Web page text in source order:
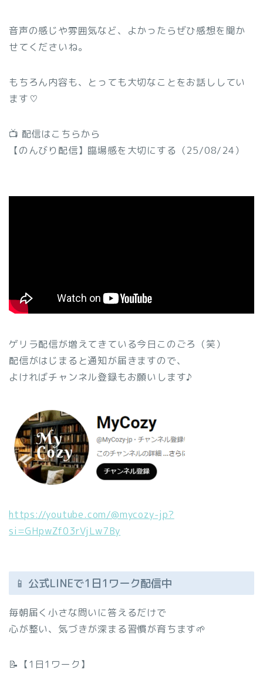
音声の感じや雰囲気など、よかったらぜひ感想を聞か
せてくださいね。
もちろん内容も、とっても大切なことをお話ししてい
ます♡
📺 配信はこちらから
【のんびり配信】臨場感を大切にする（25/08/24）
ゲリラ配信が増えてきている今日このごろ（笑）
配信がはじまると通知が届きますので、
よければチャンネル登録もお願いします♪
https://youtube.com/@mycozy-jp?
si=GHpwZf03rVjLw7By
📱 公式LINEで1日1ワーク配信中
毎朝届く小さな問いに答えるだけで
心が整い、気づきが深まる習慣が育ちます🌱
📝【1日1ワーク】